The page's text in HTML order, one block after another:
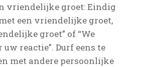
vriendelijke groet: Eindig
een vriendelijke groet,
groet” of “We
reactie”. Durf eens te
met andere persoonlijke